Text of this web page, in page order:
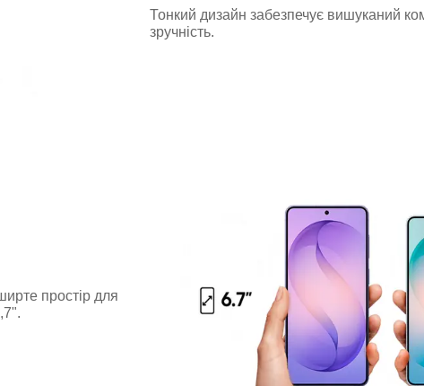
Тонкий дизайн забезпечує вишуканий
зручність.
простір для